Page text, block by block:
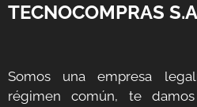
TECNOCOMPRAS
Somos una empresa
régimen común, te